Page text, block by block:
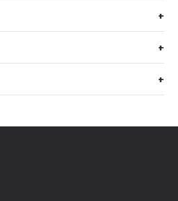
+
+
+